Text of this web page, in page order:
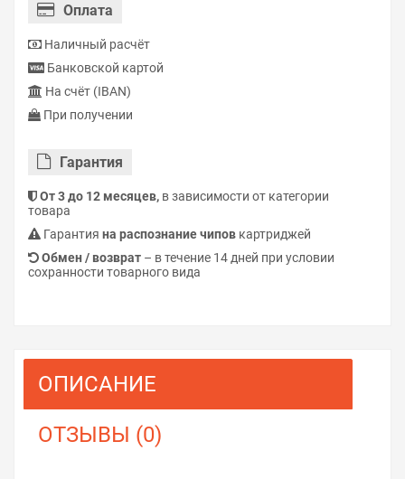
Оплата
Наличный расчёт
Банковской картой
На счёт (IBAN)
При получении
Гарантия
От 3 до 12 месяцев, в зависимости от категории
товара
Гарантия на распознание чипов картриджей
Обмен / возврат – в течение 14 дней при условии
сохранности товарного вида
ОПИСАНИЕ
ОТЗЫВЫ (0)